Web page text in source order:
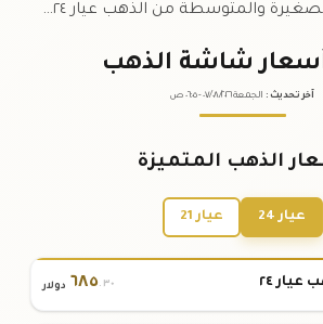
والمتوسطة من الذهب عيار ٢٤…
شاشة الذهب
آخر تحديث : الجمعة ٠٧ /٠٨/٢٠٢٦ - ٠٦:٠٥ ص
الذهب المتميزة
عيار 24 عيار 21
٢٤ ٦٨٥.٣٠ دولار